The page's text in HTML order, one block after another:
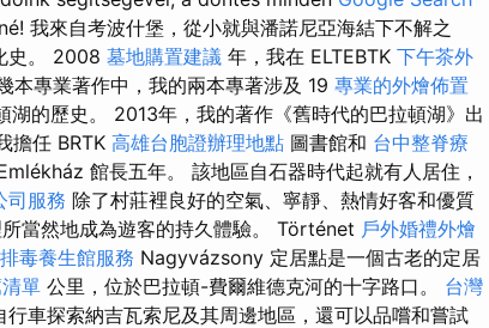
我來自考波什堡，從小就與潘諾尼亞海結下不解之
史。 2008 墓地購置建議 年，我在 ELTEBTK 下午茶外
本專業著作中，我的兩本專著涉及 19 專業的外燴佈置
湖的歷史。 2013年，我的著作《舊時代的巴拉頓湖》出
擔任 BRTK 高雄台胞證辦理地點 圖書館和 台中整脊療
館長五年。 該地區自石器時代起就有人居住，
司服務 除了村莊裡良好的空氣、寧靜、熱情好客和優質
當然地成為遊客的持久體驗。 Történet 戶外婚禮外燴
毒養生館服務 Nagyvázsony 定居點是一個古老的定居
單 公里，位於巴拉頓-費爾維德克河的十字路口。 台灣
車探索納吉瓦索尼及其周邊地區，還可以品嚐和嘗試